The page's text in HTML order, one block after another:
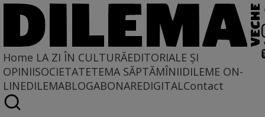
Home LA ZI ÎN CULTURĂEDITORIALE ȘI
OPINIISOCIETATETEMA SĂPTĂMÎNIIDILEME ON-
LINEDILEMABLOGABONAREDIGITALContact